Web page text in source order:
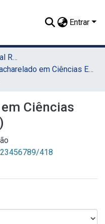
Entrar
01. Universidade Federal Rural de Pernambuco - UFRPE (Sede)
Bacharelado em Ciências Econômicas (Sede)
Ciências
418